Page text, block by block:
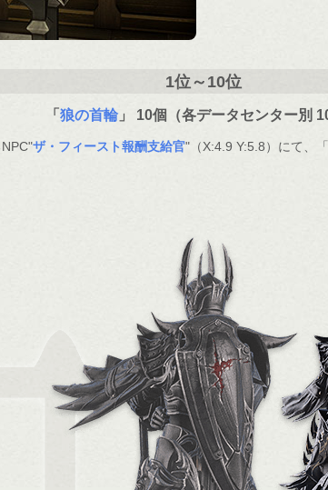
1位～10位
「 狼の首輪 」 10個（各データセンター別
ザ・フィースト報酬支給官"（X:4.9 Y:5.8）にて、「